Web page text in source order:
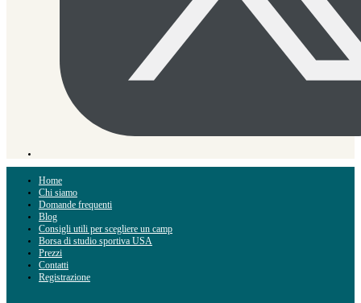
Home
Chi siamo
Domande frequenti
Blog
Consigli utili per scegliere un camp
Borsa di studio sportiva USA
Prezzi
Contatti
Registrazione